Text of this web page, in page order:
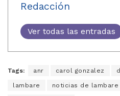
Redacción
Ver todas las entradas
Tags: anr carol gonzalez
lambare noticias de lambare